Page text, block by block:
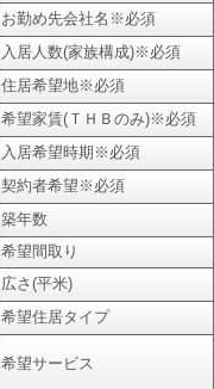
お勤め先会社名 ※必須
入居人数(家族構成)※必須
住居希望地※必須
希望家賃(ＴＨＢのみ)※必須
入居希望時期 ※必須
契約者希望 ※必須
築年数
希望間取り
広さ(平米)
希望住居タイプ
希望サービス